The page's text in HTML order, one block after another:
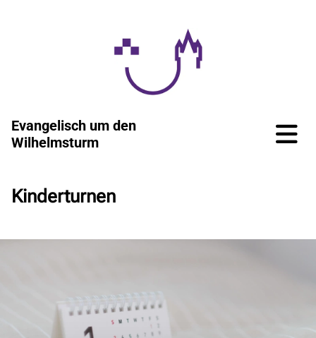
Evangelisch um den
Wilhelmsturm
Kinderturnen